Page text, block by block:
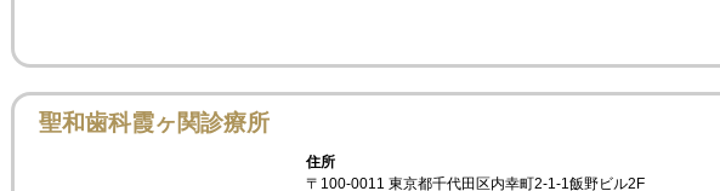
聖和歯科霞ヶ関診療所
住所
〒100-0011 東京都千代田区内幸町2-1-1飯野ビル2F